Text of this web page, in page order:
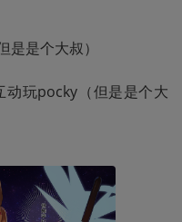
是是个大叔）
动玩pocky（但是是个大